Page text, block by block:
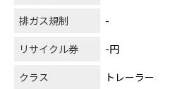
排ガス規制
-
リサイクル券
-円
クラス
トレーラー